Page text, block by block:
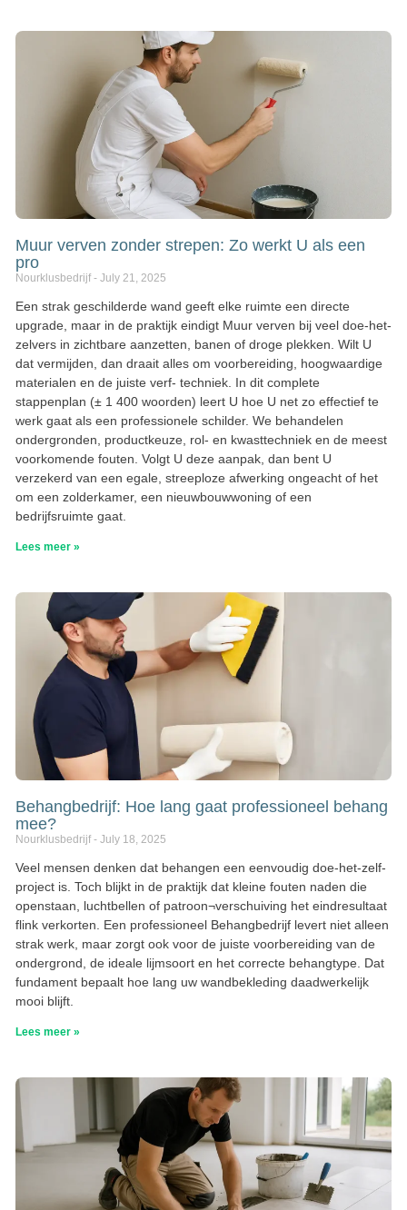
Muur verven zonder strepen: Zo werkt U als een
pro
Nourklusbedrijf July 21, 2025
Een strak geschilderde wand geeft elke ruimte een directe
upgrade, maar in de praktijk eindigt Muur verven bij veel doe-het-
zelvers in zichtbare aanzetten, banen of droge plekken. Wilt U
dat vermijden, dan draait alles om voorbereiding, hoogwaardige
materialen en de juiste verf- techniek. In dit complete
stappenplan (± 1 400 woorden) leert U hoe U net zo effectief te
werk gaat als een professionele schilder. We behandelen
ondergronden, productkeuze, rol- en kwasttechniek en de meest
voorkomende fouten. Volgt U deze aanpak, dan bent U
verzekerd van een egale, streeploze afwerking ongeacht of het
om een zolderkamer, een nieuwbouwwoning of een
bedrijfsruimte gaat.
Lees meer »
Behangbedrijf: Hoe lang gaat professioneel behang
mee?
Nourklusbedrijf July 18, 2025
Veel mensen denken dat behangen een eenvoudig doe-het-zelf-
project is. Toch blijkt in de praktijk dat kleine fouten naden die
openstaan, luchtbellen of patroon¬verschuiving het eindresultaat
flink verkorten. Een professioneel Behangbedrijf levert niet alleen
strak werk, maar zorgt ook voor de juiste voorbereiding van de
ondergrond, de ideale lijmsoort en het correcte behangtype. Dat
fundament bepaalt hoe lang uw wandbekleding daadwerkelijk
mooi blijft.
Lees meer »